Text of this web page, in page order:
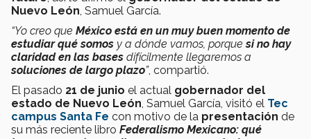
Nuevo León , Samuel García.
“Yo creo que México está en un muy buen momento de
estudiar qué somos y a dónde vamos, porquesi no hay
claridad en las bases difícilmente llegaremos a
soluciones de largo plazo”, compartió.
El pasado 21 de junio el actual gobernador del
estado de Nuevo León , Samuel García, visitó el Tec
campus Santa Fe con motivo de la presentación de
su más reciente libro Federalismo Mexicano: qué